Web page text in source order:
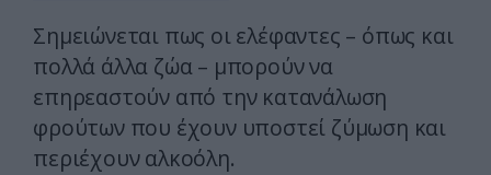
Σημειώνεται πως οι ελέφαντες – όπως και
πολλά άλλα ζώα – μπορούν να
επηρεαστούν από την κατανάλωση
φρούτων που έχουν υποστεί ζύμωση και
περιέχουν αλκοόλη.